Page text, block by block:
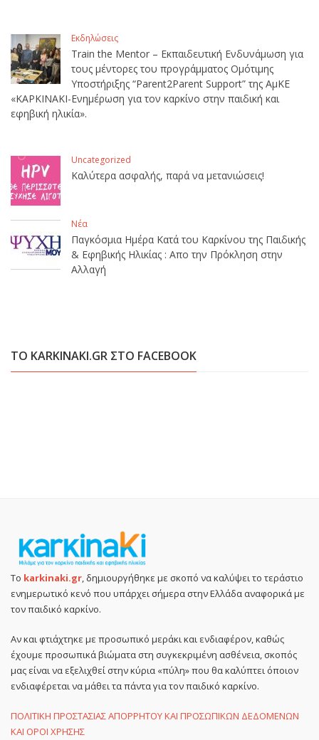
Εκδηλώσεις
Train the Mentor – Εκπαιδευτική Ενδυνάμωση για
τους μέντορες του προγράμματος Ομότιμης
Υποστήριξης “Parent2Parent Support” της ΑμΚΕ
«ΚΑΡΚΙΝΑΚΙ-Ενημέρωση για τον καρκίνο στην παιδική και
εφηβική ηλικία».
Uncategorized
Καλύτερα ασφαλής, παρά να μετανιώσεις!
Νέα
Παγκόσμια Ημέρα Κατά του Καρκίνου της Παιδικής
& Εφηβικής Ηλικίας : Απο την Πρόκληση στην
Αλλαγή
ΤΟ KARKINAKI.GR ΣΤΟ FACEBOOK
Το karkinaki.gr, δημιουργήθηκε με σκοπό να καλύψει το τεράστιο
ενημερωτικό κενό που υπάρχει σήμερα στην Ελλάδα αναφορικά με
τον παιδικό καρκίνο.
Αν και φτιάχτηκε με προσωπικό μεράκι και ενδιαφέρον, καθώς
έχουμε προσωπικά βιώματα στη συγκεκριμένη ασθένεια, σκοπός
μας είναι να εξελιχθεί στην κύρια «πύλη» που θα καλύπτει όποιον
ενδιαφέρεται να μάθει τα πάντα για τον παιδικό καρκίνο.
ΠΟΛΙΤΙΚΗ ΠΡΟΣΤΑΣΙΑΣ ΑΠΟΡΡΗΤΟΥ ΚΑΙ ΠΡΟΣΩΠΙΚΩΝ ΔΕΔΟΜΕΝΩΝ
ΚΑΙ ΟΡΟΙ ΧΡΗΣΗΣ